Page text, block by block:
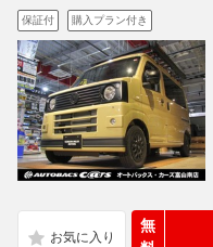
保証付 購入プラン付き
無